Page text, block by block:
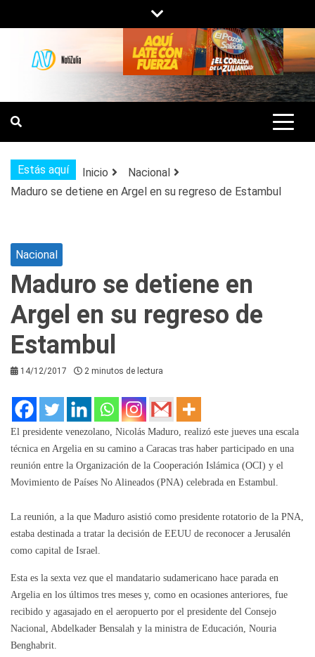
al
contenido
NOTIZULIA
NOTICIAS DEL ZULIA, VENEZUELA Y
DE INTERÉS GENERAL.
Estás aquí Inicio
Nacional
Maduro se detiene en Argel en su regreso de Estambul
Nacional
Maduro se detiene en
Argel en su regreso de
Estambul
14/12/2017 2 minutos de lectura
El presidente venezolano, Nicolás Maduro, realizó este jueves una escala
técnica en Argelia en su camino a Caracas tras haber participado en una
reunión entre la Organización de la Cooperación Islámica (OCI) y el
Movimiento de Países No Alineados (PNA) celebrada en Estambul.
La reunión, a la que Maduro asistió como presidente rotatorio de la PNA,
estaba destinada a tratar la decisión de EEUU de reconocer a Jerusalén
como capital de Israel.
Esta es la sexta vez que el mandatario sudamericano hace parada en
Argelia en los últimos tres meses y, como en ocasiones anteriores, fue
recibido y agasajado en el aeropuerto por el presidente del Consejo
Nacional, Abdelkader Bensalah y la ministra de Educación, Nouria
Benghabrit.